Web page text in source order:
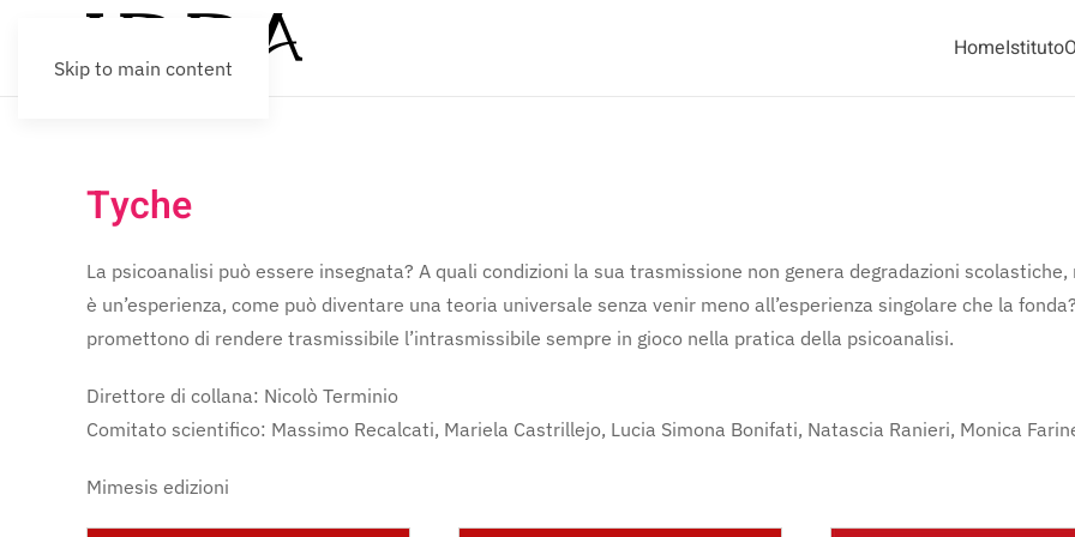
Skip to main content
HomeIstituto
Tyche
La psicoanalisi può essere insegnata? A quali condizioni la sua trasmissione non genera degradazioni
è un’esperienza, come può diventare una teoria universale senza venir meno all’esperienza singolare che la
promettono di rendere trasmissibile l’intrasmissibile sempre in gioco nella pratica della psicoanalisi.
Direttore di collana: Nicolò Terminio
Comitato scientifico: Massimo Recalcati, Mariela Castrillejo, Lucia Simona Bonifati, Natascia Ranieri, Monica
Mimesis edizioni